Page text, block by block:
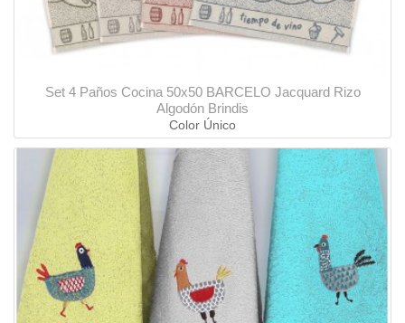
Set 4 Paños Cocina 50x50 BARCELO Jacquard Rizo
Algodón Brindis
Color Único